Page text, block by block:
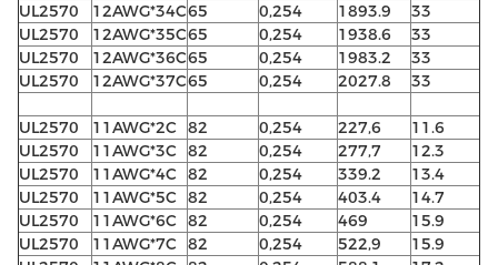
UL2570
12AWG*34C65 0,254 1893.9
33
UL2570
12AWG*35C65 0,254 1938.6
33
UL2570
12AWG*36C65 0,254 1983.2
33
UL2570
12AWG*37C65 0,254 2027.8 33
UL2570 11AWG*2C 82 0,254 227,6
11.6
UL2570
11AWG*3C 82 0,254 277,7
12.3
UL2570
11AWG*4C 82 0,254 339.2
13.4
UL2570
11AWG*5C 82 0,254 403.4
14.7
UL2570
11AWG*6C 82 0,254 469
15.9
UL2570
11AWG*7C 82 0,254 522,9
15.9